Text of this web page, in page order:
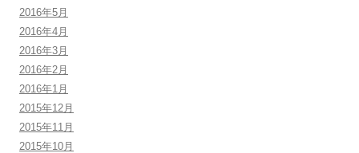
2016年5月
2016年4月
2016年3月
2016年2月
2016年1月
2015年12月
2015年11月
2015年10月